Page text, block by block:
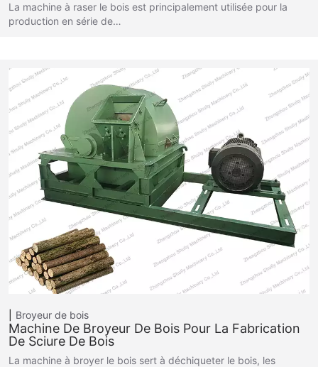
La machine à raser le bois est principalement utilisée pour la
production en série de…
Broyeur de bois
Machine De Broyeur De Bois Pour La Fabrication
De Sciure De Bois
La machine à broyer le bois sert à déchiqueter le bois, les